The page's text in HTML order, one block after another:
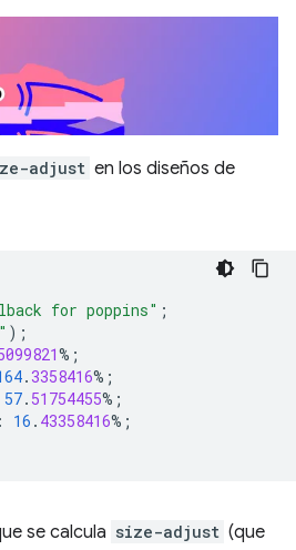
adjust en los diseños de
for poppins" ;
);
%;
. 3358416%;
57. 51754455%;
: 16 . 43358416%;
se calcula size-adjust (que